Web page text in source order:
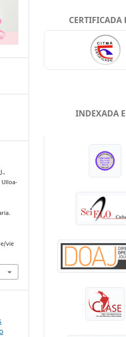
Ulloa-
vie
CERTIFICADA
INDEXADA